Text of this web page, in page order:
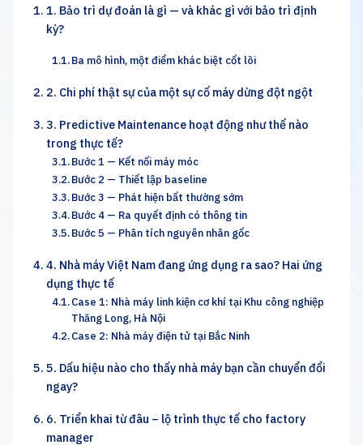
1. Bảo trì dự đoán là gì — và khác gì với bảo trì định
kỳ?
Ba mô hình, một điểm khác biệt cốt lõi
2. Chi phí thật sự của một sự cố máy dừng đột ngột
3. Predictive Maintenance hoạt động như thế nào
trong thực tế?
Bước 1 — Kết nối máy móc
Bước 2 — Thiết lập baseline
Bước 3 — Phát hiện bất thường sớm
Bước 4 — Ra quyết định có thông tin
Bước 5 — Phân tích nguyên nhân gốc
4. Nhà máy Việt Nam đang ứng dụng ra sao? Hai ứng
dụng thực tế
Case 1: Nhà máy linh kiện cơ khí tại Khu công nghiệp
Thăng Long, Hà Nội
Case 2: Nhà máy điện tử tại Bắc Ninh
5. Dấu hiệu nào cho thấy nhà máy bạn cần chuyển đổi
ngay?
6. Triển khai từ đâu – lộ trình thực tế cho factory
manager